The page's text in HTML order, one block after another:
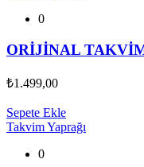
0
ORİJİNAL
₺1.499,00
Sepete Ekle
Takvim Yaprağı
0